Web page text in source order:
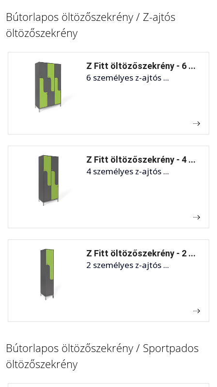
Bútorlapos öltözőszekrény / Z-ajtós
öltözőszekrény
Z Fitt öltözőszekrény - 6 ...
6 személyes z-ajtós ...
Z Fitt öltözőszekrény - 4 ...
4 személyes z-ajtós ...
Z Fitt öltözőszekrény - 2 ...
2 személyes z-ajtós ...
Bútorlapos öltözőszekrény / Sportpados
öltözőszekrény